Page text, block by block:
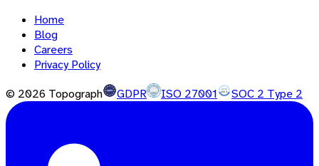
Home
Blog
Careers
Privacy Policy
© 2026 Topograph GDPR ISO 27001 SOC 2 Type 2